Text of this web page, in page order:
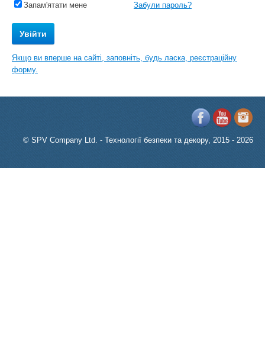
Запам'ятати мене Забули пароль?
Якщо ви вперше на сайті, заповніть, будь ласка, реєстраційну
форму.
© SPV Company Ltd. - Технології безпеки та декору, 2015 - 2026